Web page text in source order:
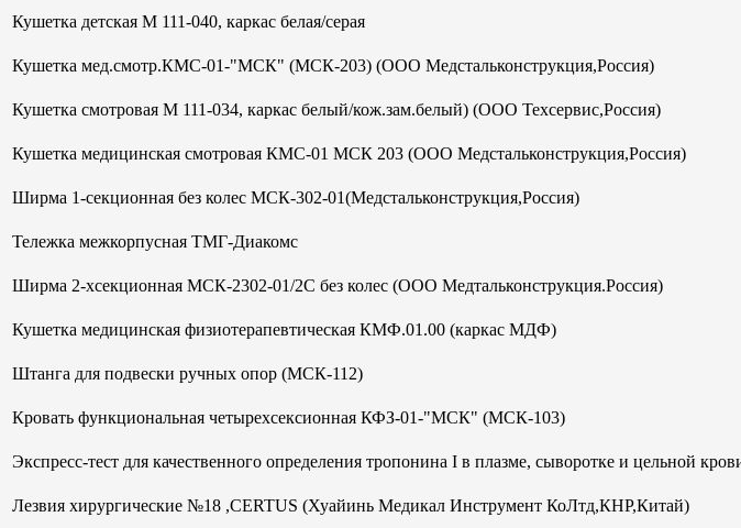
Кушетка детская М 111-040, каркас белая/серая
Кушетка мед.смотр.КМС-01-"МСК" (МСК-203) (ООО Медстальконструкция,Россия)
Кушетка смотровая М 111-034, каркас белый/кож.зам.белый) (ООО Техсервис,Россия)
Кушетка медицинская смотровая КМС-01 МСК 203 (ООО Медстальконструкция,Россия)
Ширма 1-секционная без колес МСК-302-01(Медстальконструкция,Россия)
Тележка межкорпусная ТМГ-Диакомс
Ширма 2-хсекционная МСК-2302-01/2С без колес (ООО Медтальконструкция.Россия)
Кушетка медицинская физиотерапевтическая КМФ.01.00 (каркас МДФ)
Штанга для подвески ручных опор (МСК-112)
Кровать функциональная четырехсексионная КФЗ-01-"МСК" (МСК-103)
Экспресс-тест для качественного определения тропонина I в плазме, сыворотке и цельной
Лезвия хирургические №18 ,CERTUS (Хуайинь Медикал Инструмент КоЛтд,КНР,Китай)